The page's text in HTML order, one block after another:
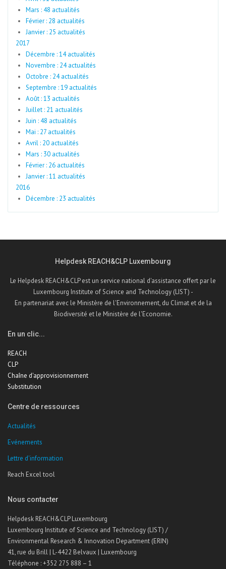
Mars : 48 actualités
Février : 28 actualités
Janvier : 25 actualités
2017
Décembre : 14 actualités
Novembre : 24 actualités
Octobre : 24 actualités
Septembre : 19 actualités
Août : 13 actualités
Juillet : 21 actualités
Juin : 48 actualités
Mai : 27 actualités
Avril : 20 actualités
Mars : 30 actualités
Février : 26 actualités
Janvier : 11 actualités
2016
Décembre : 23 actualités
Helpdesk REACH&CLP Luxembourg
Le Helpdesk REACH&CLP est un service national d'assistance offert par le
Luxembourg Institute of Science and Technology (LIST) -
En partenariat avec le Ministère de l'Environnement, du Climat et de la
Biodiversité et le Ministère de l'Economie.
En un clic...
REACH
CLP
Chaîne d'approvisionnement
Substitution
Centre de ressources
Actualités
Evénements
Lettre d'information
Reach Excel tool
Nous contacter
Helpdesk REACH&CLP Luxembourg
Luxembourg Institute of Science and Technology (LIST) /
Environmental Research & Innovation Department (ERIN)
41, rue du Brill | L-4422 Belvaux | Luxembourg
Téléphone : +352 275 888 – 1